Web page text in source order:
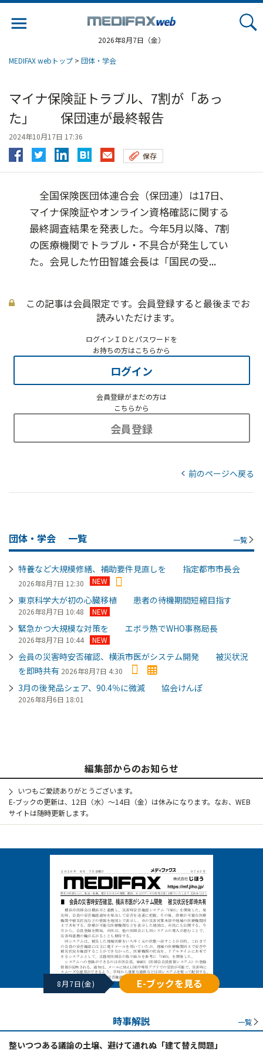
2026年8月7日（金）
MEDIFAX webトップ > 団体・学会
マイナ保険証トラブル、7割が「あっ
た」 保団連が最終報告
2024年10月17日 17:36
保存
全国保険医団体連合会（保団連）は17日、
マイナ保険証やオンライン資格確認に関する
最終調査結果を発表した。今年5月以降、7割
の医療機関でトラブル・不具合が発生してい
た。会見した竹田智雄会長は「国民の受...
この記事は会員限定です。会員登録すると最後までお
読みいただけます。
ログインＩＤとパスワードを
お持ちの方はこちらから
ログイン
会員登録がまだの方は
こちらから
会員登録
前のページへ戻る
団体・学会 一覧 一覧
特養など大規模修繕、補助要件見直しを 指定都市市長会
2026年8月7日 12:30 NEW
東京科学大が初の心臓移植 患者の待機期間短縮目指す
2026年8月7日 10:48 NEW
緊急かつ大規模な対策を エボラ熱でWHO事務局長
2026年8月7日 10:44 NEW
会員の災害時安否確認、横浜市医がシステム開発 被災状況
を即時共有 2026年8月7日 4:30
3月の後発品シェア、90.4％に微減 協会けんぽ
2026年8月6日 18:01
編集部からのお知らせ
いつもご愛読ありがとうございます。
E-ブックの更新は、12日（水）～14日（金）は休みになります。なお、WEB
サイトは随時更新します。
8月7日(金) E-ブックを見る
時事解説 一覧
整いつつある議論の土壌、避けて通れぬ「建て替え問題」